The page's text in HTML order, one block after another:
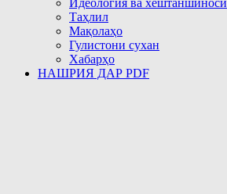
Идеология ва хештаншиносӣ
Таҳлил
Мақолаҳо
Гулистони сухан
Хабарҳо
НАШРИЯ ДАР PDF